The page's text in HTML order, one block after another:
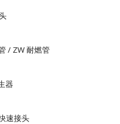
/ ZW 耐燃管
器
速接头